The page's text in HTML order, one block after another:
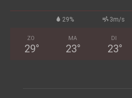
29% 3m/s
ZO
29°
MA
23°
DI
23°